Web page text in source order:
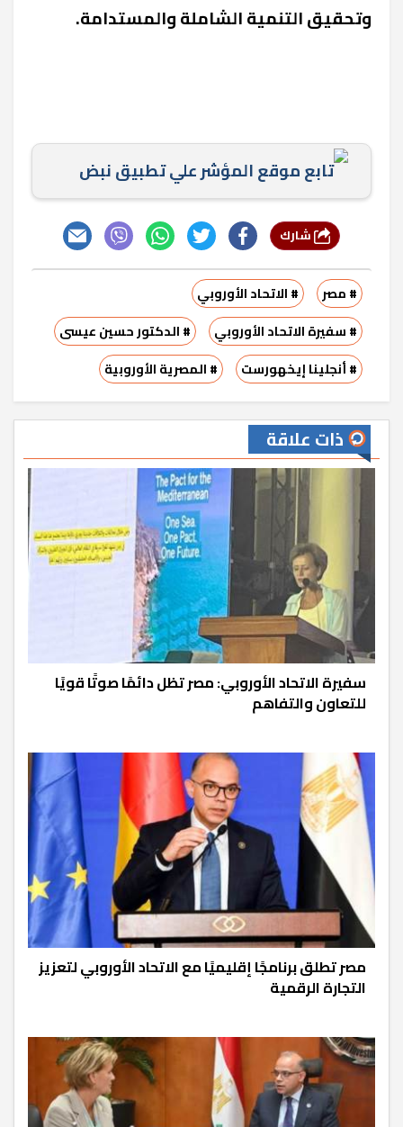
وتحقيق التنمية الشاملة والمستدامة.
تابع موقع المؤشر علي تطبيق نبض
# مصر
# الاتحاد الأوروبي
# سفيرة الاتحاد الأوروبي
# الدكتور حسين عيسى
# أنجلينا إيخهورست
# المصرية الأوروبية
ذات علاقة
سفيرة الاتحاد الأوروبي: مصر تظل دائمًا صوتًا قويًا
للتعاون والتفاهم
مصر تطلق برنامجًا إقليميًا مع الاتحاد الأوروبي لتعزيز
التجارة الرقمية